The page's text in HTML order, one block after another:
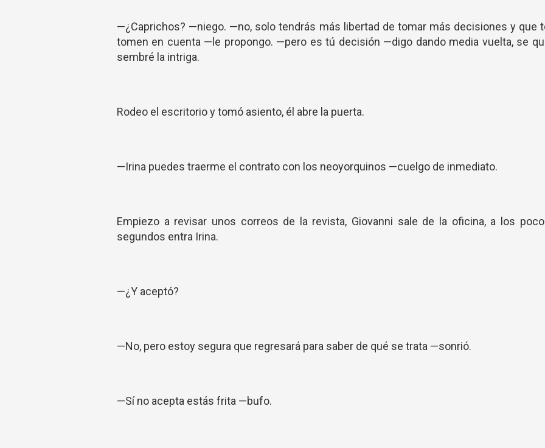
—¿Caprichos? —niego. —no, solo tendrás más libertad de tomar más decisiones y que
tomen en cuenta —le propongo. —pero es tú decisión —digo dando media vuelta, se
sembré la intriga.
Rodeo el escritorio y tomó asiento, él abre la puerta.
—Irina puedes traerme el contrato con los neoyorquinos —cuelgo de inmediato.
Empiezo a revisar unos correos de la revista, Giovanni sale de la oficina, a los
segundos entra Irina.
—¿Y aceptó?
—No, pero estoy segura que regresará para saber de qué se trata —sonrió.
—Sí no acepta estás frita —bufo.